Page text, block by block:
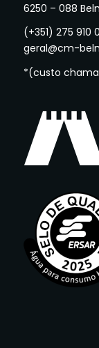
6250 – 088
(+351) 275 910
geral@cm-
*(custo